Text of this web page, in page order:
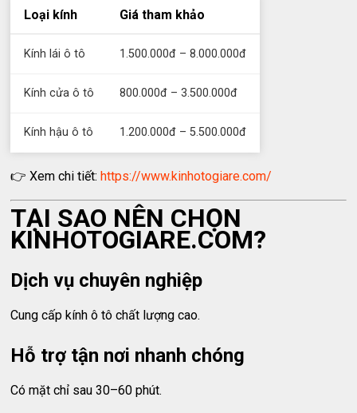
Loại kính Giá tham khảo
Kính lái ô tô 1.500.000đ – 8.000.000đ
Kính cửa ô tô 800.000đ – 3.500.000đ
Kính hậu ô tô 1.200.000đ – 5.500.000đ
👉 Xem chi tiết:https://www.kinhotogiare.com/
TẠI SAO NÊN CHỌN
KINHOTOGIARE.COM?
Dịch vụ chuyên nghiệp
Cung cấp kính ô tô chất lượng cao.
Hỗ trợ tận nơi nhanh chóng
Có mặt chỉ sau 30–60 phút.